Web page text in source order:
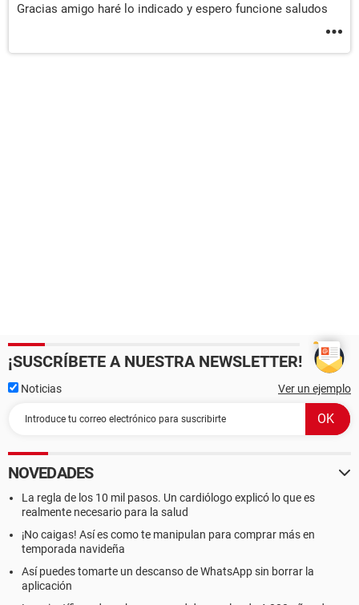
Gracias amigo haré lo indicado y espero funcione saludos
¡SUSCRÍBETE A NUESTRA NEWSLETTER!
Noticias Ver un ejemplo
NOVEDADES
La regla de los 10 mil pasos. Un cardiólogo explicó lo que es
realmente necesario para la salud
¡No caigas! Así es como te manipulan para comprar más en
temporada navideña
Así puedes tomarte un descanso de WhatsApp sin borrar la
aplicación